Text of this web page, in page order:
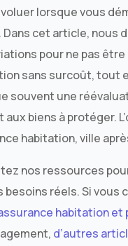
lorsque vous
Dans cet article, nous
pour ne pas
sans surcoût, tout
souvent une
aux biens à protéger.
habitation, ville
nos ressources
besoins réels. Si
habitation
d’autres